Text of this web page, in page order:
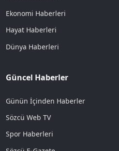
Ekonomi Haberleri
Hayat Haberleri
Dünya Haberleri
Güncel Haberler
Günün İçinden Haberler
Sözcü Web TV
Spor Haberleri